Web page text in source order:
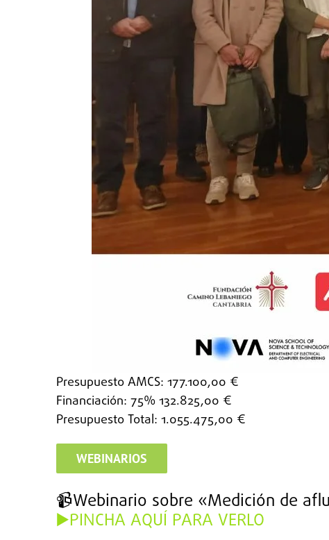
Presupuesto AMCS: 177.100,00 €
Financiación: 75% 132.825,00 €
Presupuesto Total: 1.055.475,00 €
WEBINARIOS
📹Webinario sobre «Medición de
▶️PINCHA AQUÍ PARA VERLO